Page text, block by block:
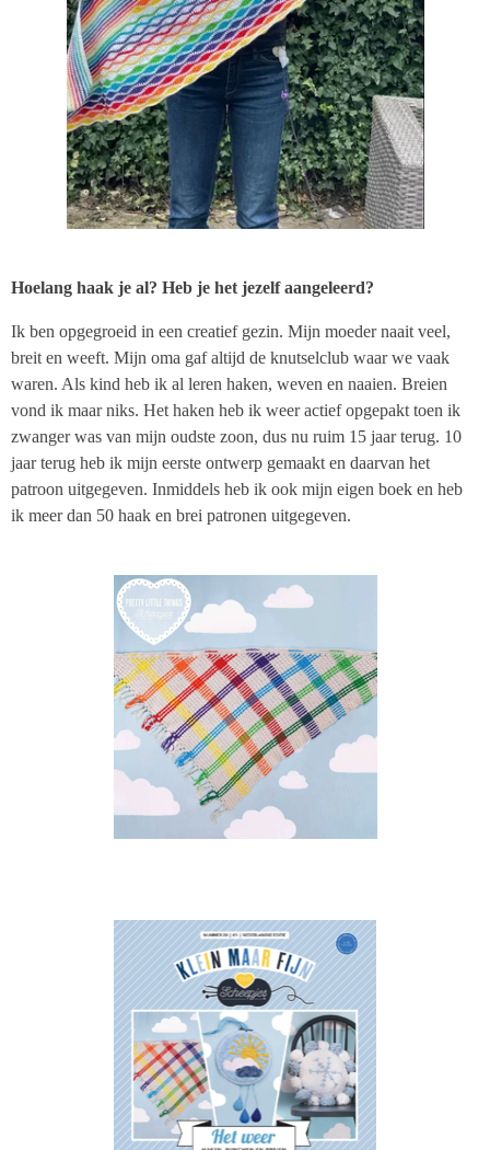
Hoelang haak je al? Heb je het jezelf aangeleerd?
Ik ben opgegroeid in een creatief gezin. Mijn moeder naait veel,
breit en weeft. Mijn oma gaf altijd de knutselclub waar we vaak
waren. Als kind heb ik al leren haken, weven en naaien. Breien
vond ik maar niks. Het haken heb ik weer actief opgepakt toen ik
zwanger was van mijn oudste zoon, dus nu ruim 15 jaar terug. 10
jaar terug heb ik mijn eerste ontwerp gemaakt en daarvan het
patroon uitgegeven. Inmiddels heb ik ook mijn eigen boek en heb
ik meer dan 50 haak en brei patronen uitgegeven.